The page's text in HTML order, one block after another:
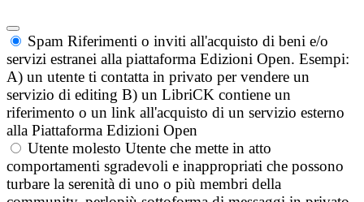
Spam Riferimenti o inviti all'acquisto di beni e/o
servizi estranei alla piattaforma Edizioni Open. Esempi:
A) un utente ti contatta in privato per vendere un
servizio di editing B) un LibriCK contiene un
riferimento o un link all'acquisto di un servizio esterno
alla Piattaforma Edizioni Open
Utente molesto Utente che mette in atto
comportamenti sgradevoli e inappropriati che possono
turbare la serenità di uno o più membri della